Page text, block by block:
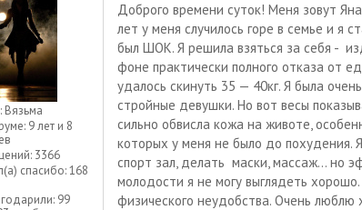
Вязьма
9 лет и 8
3366
спасибо:168
99
Доброго времени суток! Меня зовут
лет у меня случилось горе в семье и я
был ШОК. Я решила взяться за себя -
фоне практически полного отказа от
удалось скинуть 35 — 40кг. Я была
стройные девушки. Но вот весы
сильно обвисла кожа на животе,
которых у меня не было до похудения.
спорт зал, делать маски, массаж... но
молодости я не могу выглядеть
физического неудобства. Очень люблю